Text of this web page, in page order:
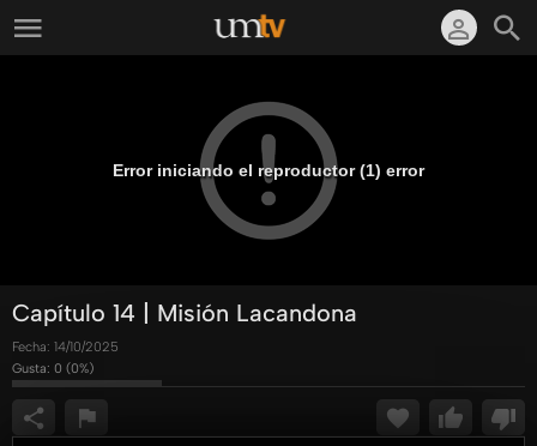
Error iniciando el reproductor (1) error
Capítulo 14 | Misión Lacandona
Fecha: 14/10/2025
Gusta: 0 (0%)